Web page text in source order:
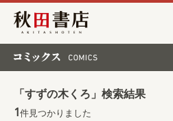
秋田書店
「すずの木くろ」検索結果
1件見つかりました